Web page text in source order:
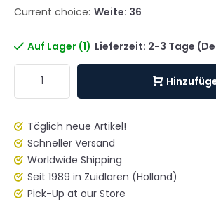
Current choice: Weite: 36
Auf Lager (1) Lieferzeit: 2-3 Tage
Täglich neue Artikel!
Schneller Versand
Worldwide Shipping
Seit 1989 in Zuidlaren (Holland)
Pick-Up at our Store